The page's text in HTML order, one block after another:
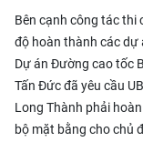
Bên cạnh công tác thi
độ hoàn thành các dự
Dự án Đường cao tốc
Tấn Đức đã yêu cầu
Long Thành phải
bộ mặt bằng cho chủ